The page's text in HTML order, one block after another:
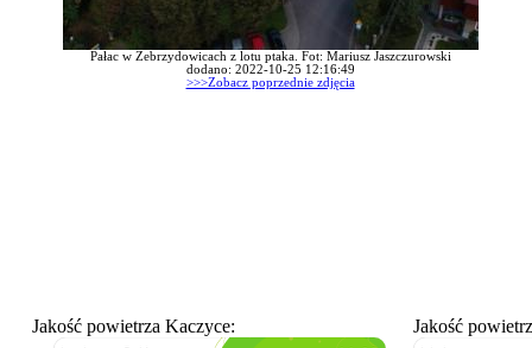
Pałac w Zebrzydowicach z lotu ptaka. Fot: Mariusz Jaszczurowski
dodano: 2022-10-25 12:16:49
>>>Zobacz poprzednie zdjęcia
Jakość powietrza Kaczyce: Jakość